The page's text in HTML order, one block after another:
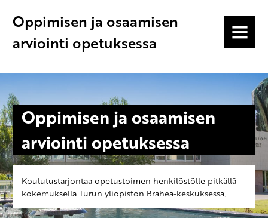
Oppimisen ja osaamisen
arviointi opetuksessa
MENU
Oppimisen ja osaamisen
arviointi opetuksessa
Koulutustarjontaa opetustoimen henkilöstölle pitkällä
kokemuksella Turun yliopiston Brahea-keskuksessa.